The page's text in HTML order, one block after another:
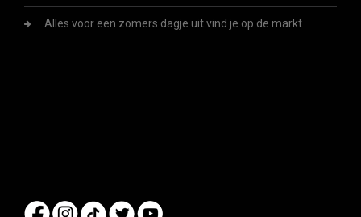
Alles voor een zomers dagje uit vind je op de markt